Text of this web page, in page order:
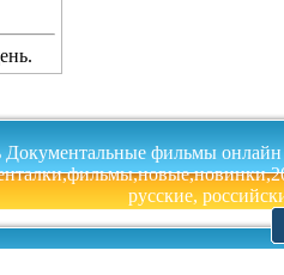
Документальные фильмы онлайн
русские,